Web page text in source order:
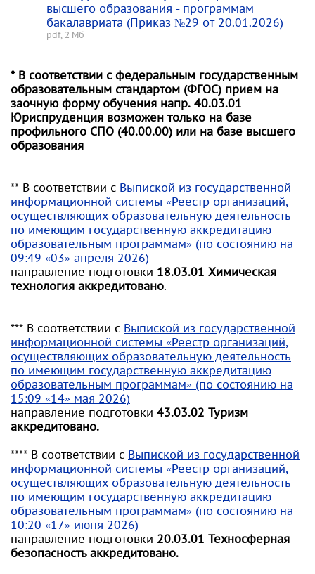
высшего образования - программам
бакалавриата (Приказ №29 от 20.01.2026)
pdf, 2 Мб
* В соответствии с федеральным государственным
образовательным стандартом (ФГОС) прием на
заочную форму обучения напр. 40.03.01
Юриспруденция возможен только на базе
профильного СПО (40.00.00) или на базе высшего
образования
** В соответствии с Выпиской из государственной
информационной системы «Реестр организаций,
осуществляющих образовательную деятельность
по имеющим государственную аккредитацию
образовательным программам» (по состоянию на
09:49 «03» апреля 2026)
направление подготовки 18.03.01 Химическая
технология аккредитовано.
*** В соответствии с Выпиской из государственной
информационной системы «Реестр организаций,
осуществляющих образовательную деятельность
по имеющим государственную аккредитацию
образовательным программам» (по состоянию на
15:09 «14» мая 2026)
направление подготовки 43.03.02 Туризм
аккредитовано.
**** В соответствии с Выпиской из государственной
информационной системы «Реестр организаций,
осуществляющих образовательную деятельность
по имеющим государственную аккредитацию
образовательным программам» (по состоянию на
10:20 «17» июня 2026)
направление подготовки 20.03.01 Техносферная
безопасностьаккредитовано.